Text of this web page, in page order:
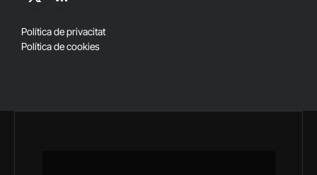
X
RSS
Política de privacitat
Política de cookies